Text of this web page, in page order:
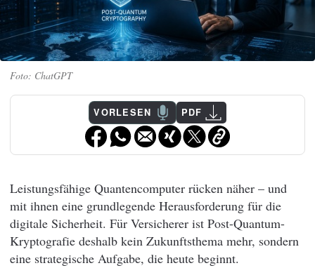
ChatGPT
VORLESEN PDF
Leistungsfähige Quantencomputer rücken näher – und
mit ihnen eine grundlegende Herausforderung für die
digitale Sicherheit. Für Versicherer ist Post-Quantum-
Kryptografie deshalb kein Zukunftsthema mehr, sondern
eine strategische Aufgabe, die heute beginnt.